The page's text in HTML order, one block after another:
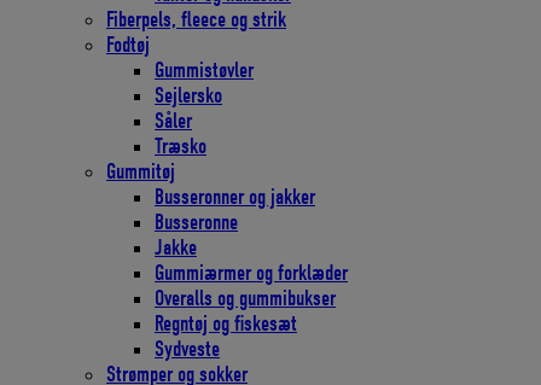
Fiberpels, fleece og strik
Fodtøj
Gummistøvler
Sejlersko
Såler
Træsko
Gummitøj
Busseronner og jakker
Busseronne
Jakke
Gummiærmer og forklæder
Overalls og gummibukser
Regntøj og fiskesæt
Sydveste
Strømper og sokker